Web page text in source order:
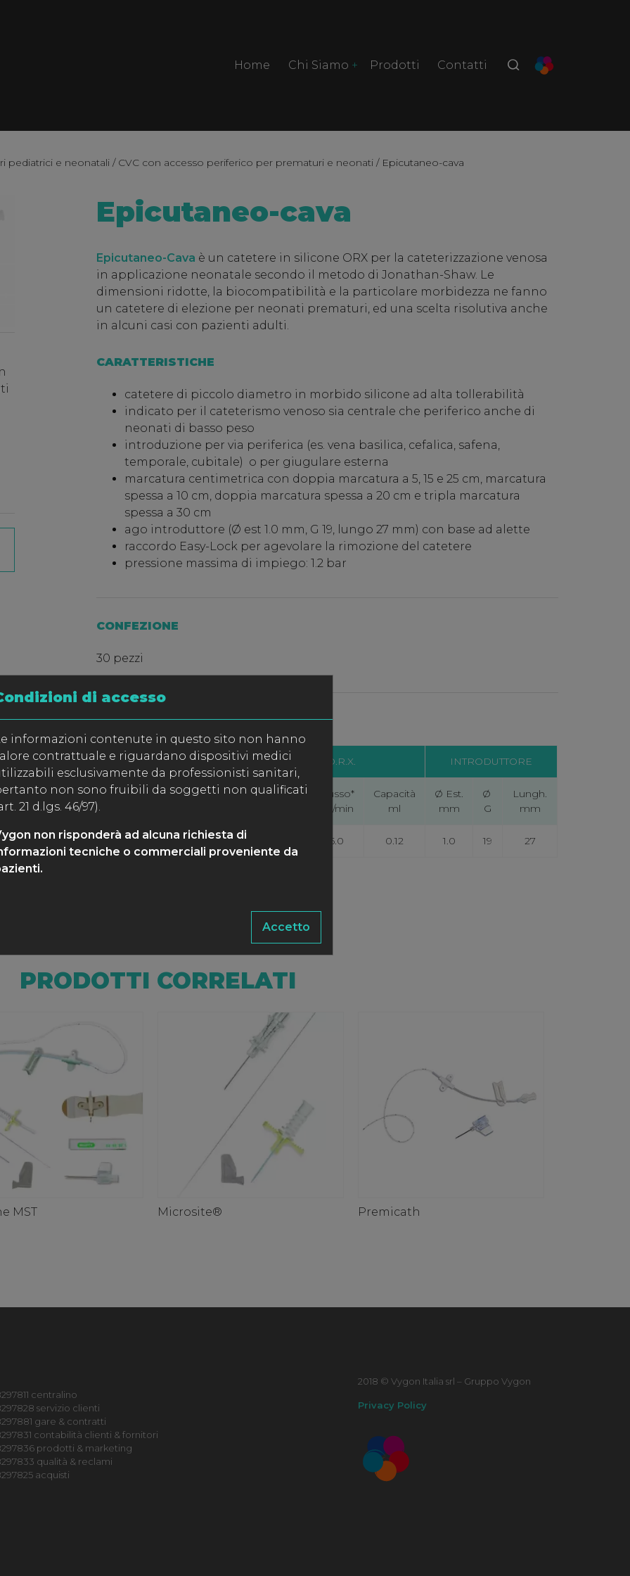
di accesso
informazioni contenute in questo sito non hanno
contrattuale e riguardano dispositivi medici
esclusivamente da professionisti sanitari,
non sono fruibili da soggetti non qualificati
21 d.lgs. 46/97).
non risponderà ad alcuna richiesta di
tecniche o commerciali proveniente da
Accetto
Home Chi Siamo Prodotti Contatti
pediatrici e neonatali / CVC con accesso periferico per prematuri e neonati / Epicutaneo-cava
Epicutaneo-cava
Epicutaneo-Cava è un catetere in silicone ORX per la cateterizzazione venosa
in applicazione neonatale secondo il metodo di Jonathan-Shaw. Le
dimensioni ridotte, la biocompatibilità e la particolare morbidezza ne fanno
un catetere di elezione per neonati prematuri, ed una scelta risolutiva anche
in alcuni casi con pazienti adulti.
CARATTERISTICHE
catetere di piccolo diametro in morbido silicone ad alta tollerabilità
indicato per il cateterismo venoso sia centrale che periferico anche di
neonati di basso peso
introduzione per via periferica (es. vena basilica, cefalica, safena,
temporale, cubitale) o per giugulare esterna
marcatura centimetrica con doppia marcatura a 5, 15 e 25 cm, marcatura
spessa a 10 cm, doppia marcatura spessa a 20 cm e tripla marcatura
spessa a 30 cm
ago introduttore (Ø est 1.0 mm, G 19, lungo 27 mm) con base ad alette
raccordo Easy-Lock per agevolare la rimozione del catetere
pressione massima di impiego: 1.2 bar
CONFEZIONE
30 pezzi
SPECIFICHE
CODICE CATETERE (silicone) O.R.X. INTRODUTTORE
Ø Int – Est
Ø
Lungh.
Flusso*
ml/min
Capacità
ml
Ø Est.
mm
Ø
G
Lungh.
mm
2184.00 0.3 – 0.6 2 5.0 0.12 1.0 19 27
PRODOTTI CORRELATI
MST Microsite® Premicath
centralino
servizio clienti
gare & contratti
contabilità clienti & fornitori
prodotti & marketing
qualità & reclami
acquisti
2018 © Vygon Italia srl – Gruppo Vygon
Privacy Policy